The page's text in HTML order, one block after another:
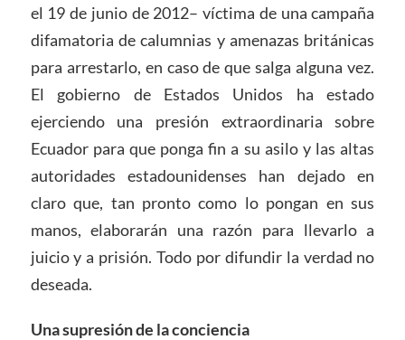
el 19 de junio de 2012– víctima de una campaña
difamatoria de calumnias y amenazas británicas
para arrestarlo, en caso de que salga alguna vez.
El gobierno de Estados Unidos ha estado
ejerciendo una presión extraordinaria sobre
Ecuador para que ponga fin a su asilo y las altas
autoridades estadounidenses han dejado en
claro que, tan pronto como lo pongan en sus
manos, elaborarán una razón para llevarlo a
juicio y a prisión. Todo por difundir la verdad no
deseada.
Una supresión de la conciencia